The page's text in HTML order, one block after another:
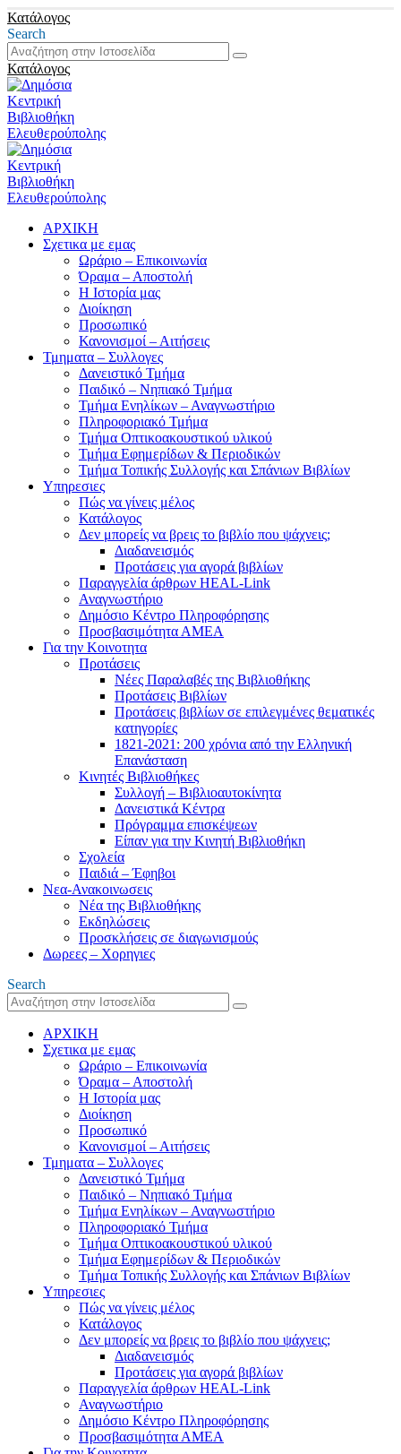
Κατάλογος
Search
Κατάλογος
ΑΡΧΙΚΗ
Σχετικα με εμας
Ωράριο – Επικοινωνία
Όραμα – Αποστολή
Η Ιστορία μας
Διοίκηση
Προσωπικό
Κανονισμοί – Αιτήσεις
Τμηματα – Συλλογες
Δανειστικό Τμήμα
Παιδικό – Νηπιακό Τμήμα
Τμήμα Ενηλίκων – Αναγνωστήριο
Πληροφοριακό Τμήμα
Τμήμα Οπτικοακουστικού υλικού
Τμήμα Εφημερίδων & Περιοδικών
Τμήμα Τοπικής Συλλογής και Σπάνιων Βιβλίων
Υπηρεσιες
Πώς να γίνεις μέλος
Κατάλογος
Δεν μπορείς να βρεις το βιβλίο που ψάχνεις;
Διαδανεισμός
Προτάσεις για αγορά βιβλίων
Παραγγελία άρθρων HEAL-Link
Αναγνωστήριο
Δημόσιο Κέντρο Πληροφόρησης
Προσβασιμότητα ΑΜΕΑ
Για την Κοινοτητα
Προτάσεις
Νέες Παραλαβές της Βιβλιοθήκης
Προτάσεις Βιβλίων
Προτάσεις βιβλίων σε επιλεγμένες θεματικές
κατηγορίες
1821-2021: 200 χρόνια από την Ελληνική
Επανάσταση
Κινητές Βιβλιοθήκες
Συλλογή – Βιβλιοαυτοκίνητα
Δανειστικά Κέντρα
Πρόγραμμα επισκέψεων
Είπαν για την Κινητή Βιβλιοθήκη
Σχολεία
Παιδιά – Έφηβοι
Νεα-Ανακοινωσεις
Νέα της Βιβλιοθήκης
Εκδηλώσεις
Προσκλήσεις σε διαγωνισμούς
Δωρεες – Χορηγιες
Search
ΑΡΧΙΚΗ
Σχετικα με εμας
Ωράριο – Επικοινωνία
Όραμα – Αποστολή
Η Ιστορία μας
Διοίκηση
Προσωπικό
Κανονισμοί – Αιτήσεις
Τμηματα – Συλλογες
Δανειστικό Τμήμα
Παιδικό – Νηπιακό Τμήμα
Τμήμα Ενηλίκων – Αναγνωστήριο
Πληροφοριακό Τμήμα
Τμήμα Οπτικοακουστικού υλικού
Τμήμα Εφημερίδων & Περιοδικών
Τμήμα Τοπικής Συλλογής και Σπάνιων Βιβλίων
Υπηρεσιες
Πώς να γίνεις μέλος
Κατάλογος
Δεν μπορείς να βρεις το βιβλίο που ψάχνεις;
Διαδανεισμός
Προτάσεις για αγορά βιβλίων
Παραγγελία άρθρων HEAL-Link
Αναγνωστήριο
Δημόσιο Κέντρο Πληροφόρησης
Προσβασιμότητα ΑΜΕΑ